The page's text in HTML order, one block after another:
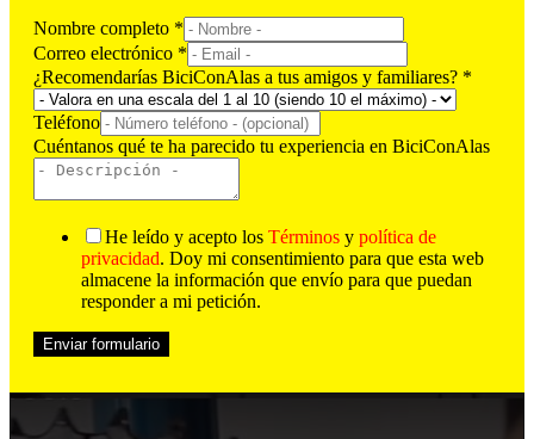
Nombre completo *
Correo electrónico *
¿Recomendarías BiciConAlas a tus amigos y familiares? *
Teléfono
Cuéntanos qué te ha parecido tu experiencia en BiciConAlas
He leído y acepto los Términos y política de
privacidad. Doy mi consentimiento para que esta web
almacene la información que envío para que puedan
responder a mi petición.
Enviar formulario